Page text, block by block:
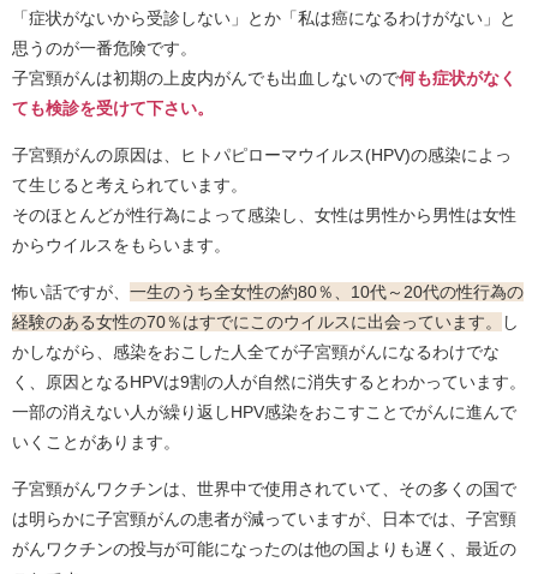
「症状がないから受診しない」とか「私は癌になるわけがない」と
思うのが一番危険です。
子宮頸がんは初期の上皮内がんでも出血しないので何も症状がなく
ても検診を受けて下さい。
子宮頸がんの原因は、ヒトパピローマウイルス(HPV)の感染によっ
て生じると考えられています。
そのほとんどが性行為によって感染し、女性は男性から男性は女性
からウイルスをもらいます。
怖い話ですが、 一生のうち全女性の約80％、10代～20代の性行為の
経験のある女性の70％はすでにこのウイルスに出会っています。
し
かしながら、感染をおこした人全てが子宮頸がんになるわけでな
く、原因となるHPVは9割の人が自然に消失するとわかっています。
一部の消えない人が繰り返しHPV感染をおこすことでがんに進んで
いくことがあります。
子宮頸がんワクチンは、世界中で使用されていて、その多くの国で
は明らかに子宮頸がんの患者が減っていますが、日本では、子宮頸
がんワクチンの投与が可能になったのは他の国よりも遅く、最近の